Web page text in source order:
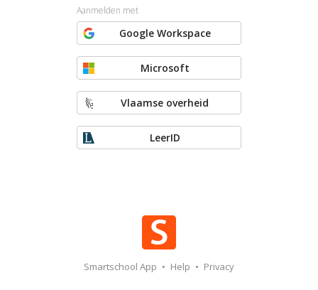
Aanmelden met
Google Workspace
Microsoft
Vlaamse overheid
LeerID
Smartschool App • Help • Privacy